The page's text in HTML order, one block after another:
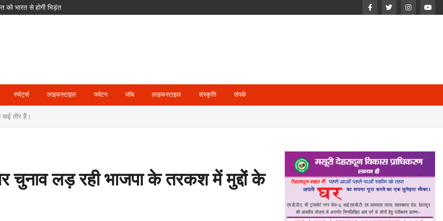
खेल और आवास पर भी बड़ा फोकस
कर रहा हूं’
स्पोर्ट्स लाइफस्टाइल पर्यटन जॉब लाइफस्टाइल संस्कृति संपर्क
कई तीर हैं।
चुनाव लड़ रही भाजपा के तरकश में मुद्दों के